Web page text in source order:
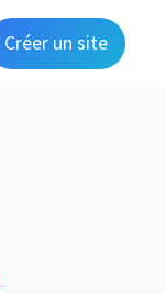
Créer un site